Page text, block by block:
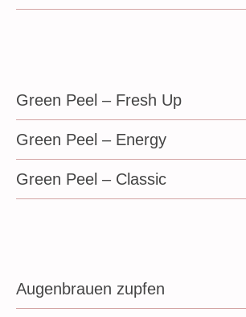
Green Peel – Fresh Up
Green Peel – Energy
Green Peel – Classic
Augenbrauen zupfen